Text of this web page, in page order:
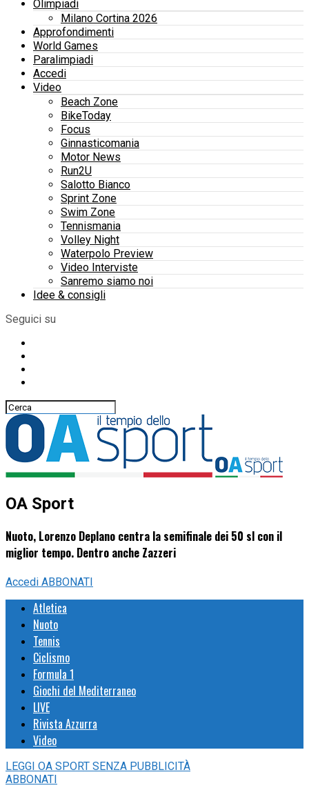
Olimpiadi
Milano Cortina 2026
Approfondimenti
World Games
Paralimpiadi
Accedi
Video
Beach Zone
BikeToday
Focus
Ginnasticomania
Motor News
Run2U
Salotto Bianco
Sprint Zone
Swim Zone
Tennismania
Volley Night
Waterpolo Preview
Video Interviste
Sanremo siamo noi
Idee & consigli
Seguici su
OA Sport
Nuoto, Lorenzo Deplano centra la semifinale dei 50 sl con il
miglior tempo. Dentro anche Zazzeri
Accedi ABBONATI
Atletica
Nuoto
Tennis
Ciclismo
Formula 1
Giochi del Mediterraneo
LIVE
Rivista Azzurra
Video
LEGGI OA SPORT SENZA PUBBLICITÀ
ABBONATI